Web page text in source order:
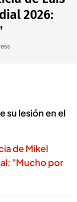
2026:
su lesión en el
de Mikel
"Mucho por